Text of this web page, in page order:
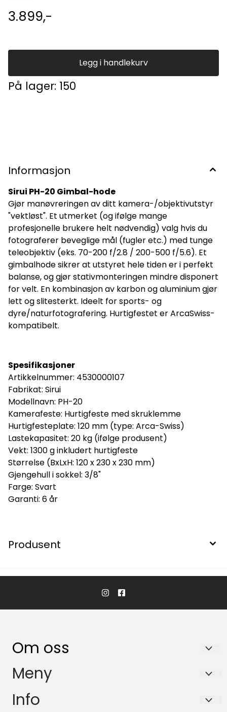
gimbalhode sikrer at utstyret hele tiden er i perfekt balanse,
og gjør stativmonteringen mindre disponert for velt. En
4530000107 Fabrikat: Sirui Modellnavn: PH-20 Kamerafeste:
Hurtigfeste med skruklemme Hurtigfesteplate: 120 mm
Vekt: 1300 g inkludert hurtigfeste Størrelse (BxLxH: 120 x 230 x
3.899,-
Legg i handlekurv
På lager: 150
Informasjon
Sirui PH-20 Gimbal-hode
Gjør manøvreringen av ditt kamera-/objektivutstyr
"vektløst". Et utmerket (og ifølge mange
profesjonelle brukere helt nødvendig) valg hvis du
fotograferer beveglige mål (fugler etc.) med tunge
teleobjektiv (eks. 70-200 f/2.8 / 200-500 f/5.6). Et
gimbalhode sikrer at utstyret hele tiden er i perfekt
balanse, og gjør stativmonteringen mindre disponert
for velt. En kombinasjon av karbon og aluminium gjør
lett og slitesterkt. Ideelt for sports- og
dyre/naturfotografering. Hurtigfestet er ArcaSwiss-
kompatibelt.
Spesifikasjoner
Artikkelnummer: 4530000107
Fabrikat: Sirui
Modellnavn: PH-20
Kamerafeste: Hurtigfeste med skruklemme
Hurtigfesteplate: 120 mm (type: Arca-Swiss)
Lastekapasitet: 20 kg (ifølge produsent)
Vekt: 1300 g inkludert hurtigfeste
Størrelse (BxLxH: 120 x 230 x 230 mm)
Gjengehull i sokkel: 3/8"
Farge: Svart
Garanti: 6 år
Produsent
Om oss
KikkertSpesialisten AS
Ingvald Ystgaards veg 15
7047 Trondheim
Meny
Salgsbetingelser
Info